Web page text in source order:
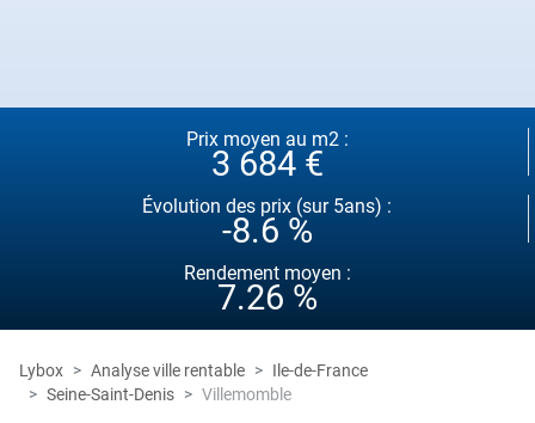
Prix moyen au m2 :
3 684 €
Évolution des prix (sur 5ans) :
-8.6 %
Rendement moyen :
7.26 %
Lybox Analyse ville rentable
Ile-de-France
Seine-Saint-Denis
Villemomble